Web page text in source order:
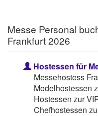
Messe Personal
Frankfurt 2026
Hostessen für
Messehostess
Modelhostessen
Hostessen zur
Chefhostessen